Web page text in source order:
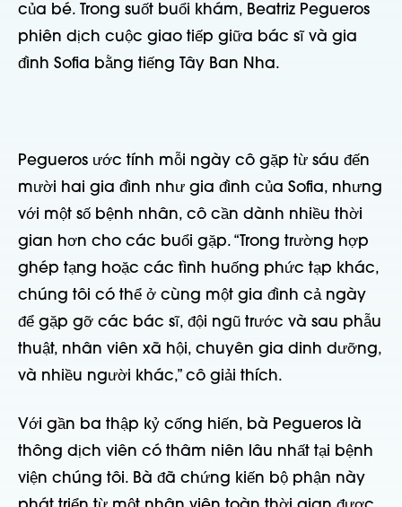
của bé. Trong suốt buổi khám, Beatriz Pegueros
phiên dịch cuộc giao tiếp giữa bác sĩ và gia
đình Sofia bằng tiếng Tây Ban Nha.
Pegueros ước tính mỗi ngày cô gặp từ sáu đến
mười hai gia đình như gia đình của Sofia, nhưng
với một số bệnh nhân, cô cần dành nhiều thời
gian hơn cho các buổi gặp. “Trong trường hợp
ghép tạng hoặc các tình huống phức tạp khác,
chúng tôi có thể ở cùng một gia đình cả ngày
để gặp gỡ các bác sĩ, đội ngũ trước và sau phẫu
thuật, nhân viên xã hội, chuyên gia dinh dưỡng,
và nhiều người khác,” cô giải thích.
Với gần ba thập kỷ cống hiến, bà Pegueros là
thông dịch viên có thâm niên lâu nhất tại bệnh
viện chúng tôi. Bà đã chứng kiến bộ phận này